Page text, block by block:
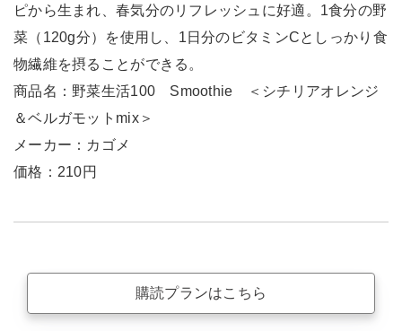
ピから生まれ、春気分のリフレッシュに好適。1食分の野
菜（120g分）を使用し、1日分のビタミンCとしっかり食
物繊維を摂ることができる。
商品名：野菜生活100 Smoothie ＜シチリアオレンジ
＆ベルガモットmix＞
メーカー：カゴメ
価格：210円
購読プランはこちら